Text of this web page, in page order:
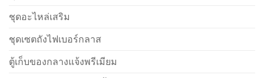
ชุดอะไหล่เสริม
ชุดเซตถังไฟเบอร์กลาส
ตู้เก็บของกลางแจ้งพรีเมียม